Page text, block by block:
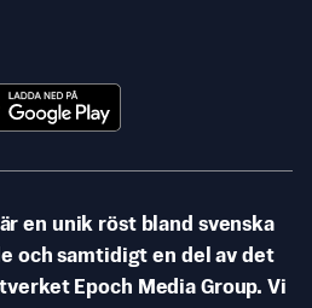
en unik röst bland svenska
och samtidigt en del av det
Epoch Media Group. Vi